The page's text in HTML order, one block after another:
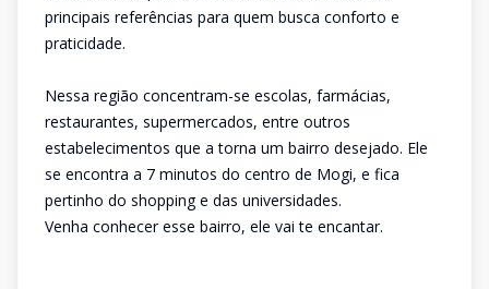
principais referências para quem busca conforto e
praticidade.
Nessa região concentram-se escolas, farmácias,
restaurantes, supermercados, entre outros
estabelecimentos que a torna um bairro desejado. Ele
se encontra a 7 minutos do centro de Mogi, e fica
pertinho do shopping e das universidades.
Venha conhecer esse bairro, ele vai te encantar.